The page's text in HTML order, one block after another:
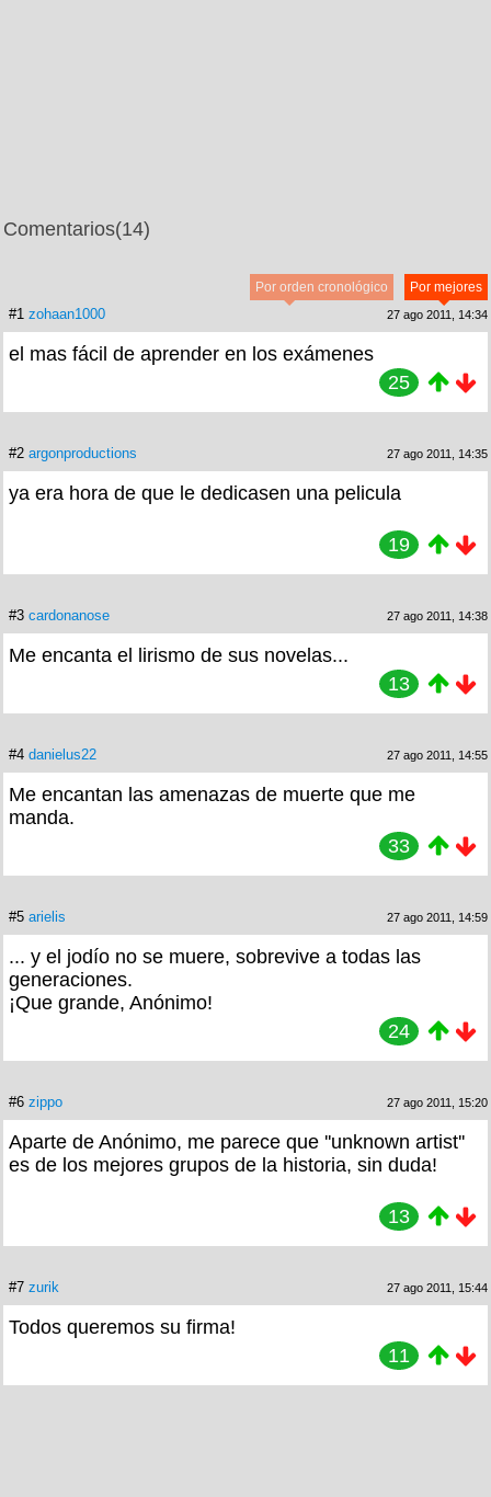
Comentarios(14)
Por mejores
Por orden cronológico
#1 zohaan1000 27 ago 2011, 14:34
el mas fácil de aprender en los exámenes
25
#2 argonproductions 27 ago 2011, 14:35
ya era hora de que le dedicasen una pelicula
19
#3 cardonanose 27 ago 2011, 14:38
Me encanta el lirismo de sus novelas...
13
#4 danielus22 27 ago 2011, 14:55
Me encantan las amenazas de muerte que me
manda.
33
#5 arielis 27 ago 2011, 14:59
... y el jodío no se muere, sobrevive a todas las
generaciones.
¡Que grande, Anónimo!
24
#6 zippo 27 ago 2011, 15:20
Aparte de Anónimo, me parece que ''unknown artist''
es de los mejores grupos de la historia, sin duda!
13
#7 zurik 27 ago 2011, 15:44
Todos queremos su firma!
11